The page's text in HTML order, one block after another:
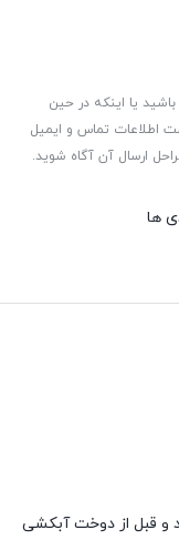
یا اینکه در حین
اطلاعات تماس و ایمیل
ارسال آن آگاه شوید.
ها
و قبل از دوخت آبکشی